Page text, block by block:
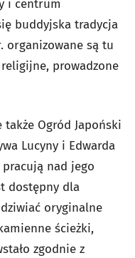
i centrum
buddyjska tradycja
organizowane są tu
prowadzone
Ogród Japoński
Lucyny i Edwarda
nad jego
dostępny dla
oryginalne
ścieżki,
zgodnie z